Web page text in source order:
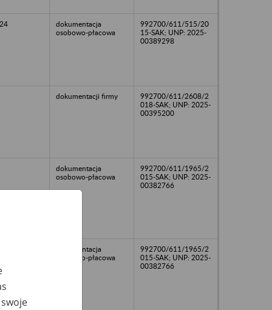
dokumentacja
osobowo-płacowa
992700/611/515/20
15-SAK; UNP: 2025-
00389298
dokumentacji firmy
992700/611/2608/2
018-SAK; UNP: 2025-
00395200
dokumentacja
osobowo-płacowa
992700/611/1965/2
015-SAK; UNP: 2025-
00382766
dokumentacja
osobowo-płacowa
992700/611/1965/2
015-SAK; UNP: 2025-
00382766